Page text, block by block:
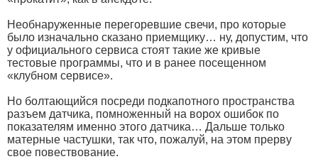
Необнаруженные перегоревшие свечи, про которые
было изначально сказано приемщику… ну, допустим, что
у официального сервиса стоят такие же кривые
тестовые программы, что и в ранее посещенном
«клубном сервисе».
Но болтающийся посреди подкапотного пространства
разъем датчика, помноженный на ворох ошибок по
показателям именно этого датчика… Дальше только
матерные частушки, так что, пожалуй, на этом прерву
свое повествование.